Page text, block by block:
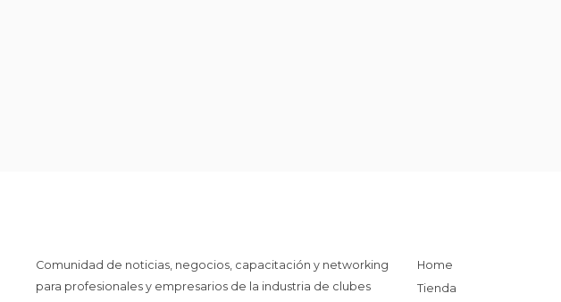
Comunidad de noticias, negocios, capacitación y networking
para profesionales y empresarios de la industria de clubes
Home
Tienda